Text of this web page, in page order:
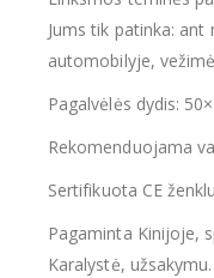
Jums tik patinka:
automobilyje,
Pagalvėlės dydis:
Rekomenduojama
Sertifikuota CE
Pagaminta Kinijoje,
Karalystė, užsakymu.